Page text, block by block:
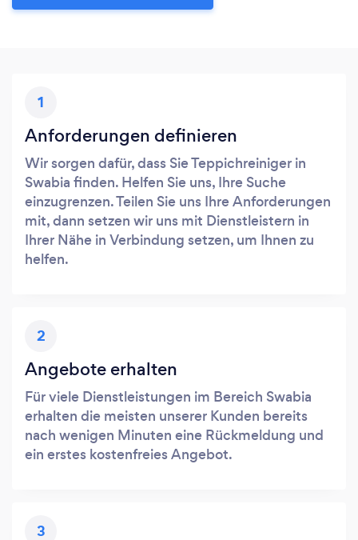
1
Anforderungen definieren
Wir sorgen dafür, dass Sie Teppichreiniger in
Swabia finden. Helfen Sie uns, Ihre Suche
einzugrenzen. Teilen Sie uns Ihre Anforderungen
mit, dann setzen wir uns mit Dienstleistern in
Ihrer Nähe in Verbindung setzen, um Ihnen zu
helfen.
2
Angebote erhalten
Für viele Dienstleistungen im Bereich Swabia
erhalten die meisten unserer Kunden bereits
nach wenigen Minuten eine Rückmeldung und
ein erstes kostenfreies Angebot.
3